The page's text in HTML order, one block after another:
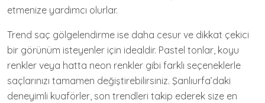
etmenize yardımcı olurlar.
Trend saç gölgelendirme ise daha cesur ve dikkat çekici
bir görünüm isteyenler için idealdir. Pastel tonlar, koyu
renkler veya hatta neon renkler gibi farklı seçeneklerle
saçlarınızı tamamen değiştirebilirsiniz. Şanlıurfa’daki
deneyimli kuaförler, son trendleri takip ederek size en